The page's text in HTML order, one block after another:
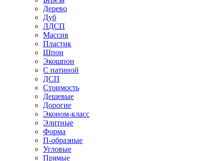
Дерево
Дуб
ЛДСП
Массив
Пластик
Шпон
Экошпон
С патиной
ДСП
Стоимость
Дешевые
Дорогие
Эконом-класс
Элитные
Форма
П-образные
Угловые
Прямые